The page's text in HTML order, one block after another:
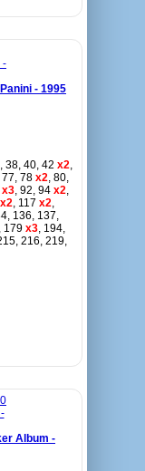
- 1995
38, 40, 42 x2,
77, 78 x2, 80,
x3, 92, 94 x2,
x2, 117 x2,
136, 137,
, 179 x3, 194,
216, 219,
Album -